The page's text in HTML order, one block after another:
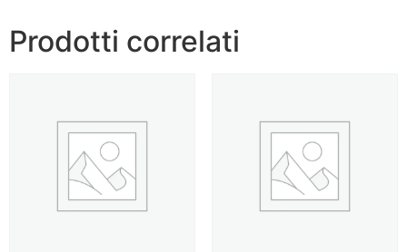
Prodotti correlati